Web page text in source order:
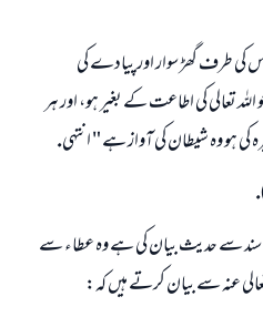
طرف گھڑ سوار اور پيادے كى
تعالى كى اطاعت كے بغير ہو، اور ہر
كى ہو وہ شيطان كى آواز ہے " انتہى.
كى سند سے حديث بيان كى ہے وہ عطاء سے
عنہ سے بيان كرتے ہيں كہ: